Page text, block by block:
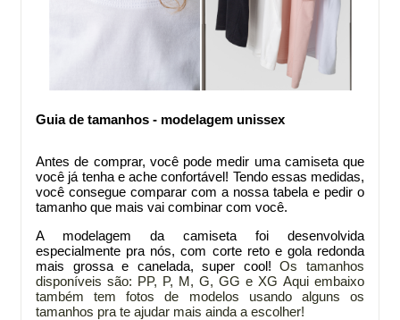
Guia de tamanhos - modelagem unissex
Antes de comprar, você pode medir uma camiseta que
você já tenha e ache confortável! Tendo essas medidas,
você consegue comparar com a nossa tabela e pedir o
tamanho que mais vai combinar com você.
A modelagem da camiseta foi desenvolvida
especialmente pra nós, com corte reto e gola redonda
mais grossa e canelada, super cool!Os tamanhos
disponíveis são: PP, P, M, G, GG e XG Aqui embaixo
também tem fotos de modelos usando alguns os
tamanhos pra te ajudar mais ainda a escolher!